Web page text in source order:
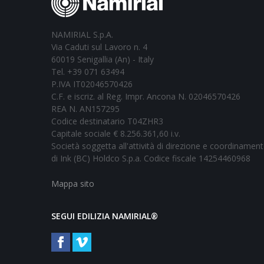
NAMIRIAL S.p.A.
Via Caduti sul Lavoro n. 4
60019 Senigallia (An) - Italy
Tel. +39 071 63494
P.IVA IT02046570426
C.F. e iscriz. al Reg. Impr. Ancona N. 02046570426
REA N. AN157295
Codice destinatario T04ZHR3
Capitale sociale € 8.256.361,60 i.v.
Società soggetta all'attività di direzione e
di Ink (BC) Holdco S.p.a. Codice fiscale 14254460968
Mappa sito
SEGUI EDILIZIA NAMIRIAL®